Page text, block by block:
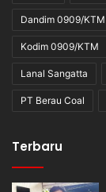
Dandim 0909/KTM
Kodim 0909/KTM
Lanal Sangatta
PT Berau Coal
Terbaru